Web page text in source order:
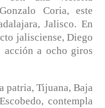
Coria, este
Jalisco. En
jalisciense, Diego
acción a ocho giros
patria, Tijuana, Baja
contempla